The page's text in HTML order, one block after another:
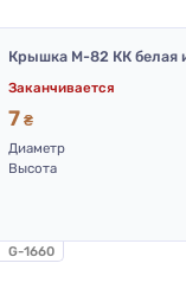
Заканчивается
7 ₴
Диаметр
Высота
G-1660